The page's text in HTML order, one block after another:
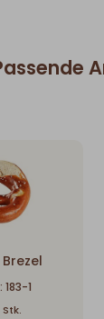
1
Stk.